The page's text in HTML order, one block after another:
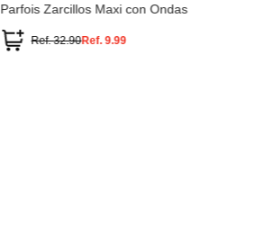
Parfois Zarcillos Maxi con Ondas
Ref.32.90Ref.9.99